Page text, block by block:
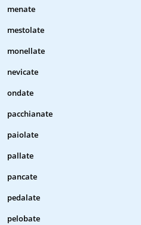
menate
mestolate
monellate
nevicate
ondate
pacchianate
paiolate
pallate
pancate
pedalate
pelobate